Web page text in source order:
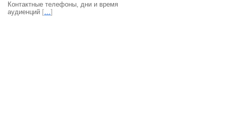
Контактные телефоны, дни и время
аудиенций […]